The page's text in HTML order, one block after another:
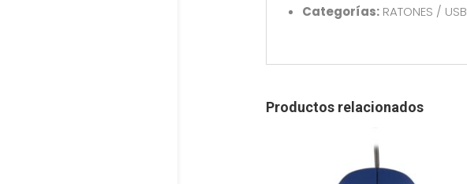
Categorías:RATONES / USB
Productos relacionados